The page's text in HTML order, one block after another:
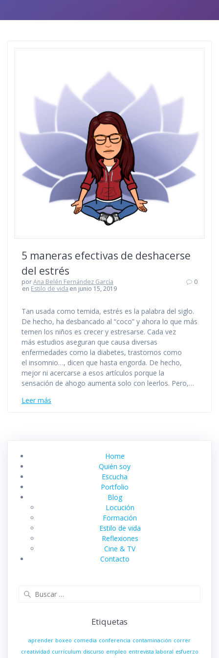
5 maneras efectivas de deshacerse
del estrés
porAna Belén Fernández García
en Estilo de vida en junio 15, 2019
0
Tan usada como temida, estrés es la palabra del siglo.
De hecho, ha desbancado al “coco” y ahora lo que más
temen los niños es crecer y estresarse. Cada vez
más estudios aseguran que causa diversas
enfermedades como la diabetes, trastornos como
el insomnio…, dicen que hasta engorda. De hecho,
mejor ni acercarse a esos artículos porque la
sensación de ahogo aumenta solo con leerlos. Pero,…
Leer más
Home
Quién soy
Escucha
Portfolio
Blog
Locución
Formación
Estilo de vida
Reflexiones
Cine & TV
Contacto
Etiquetas
aprender boxeo comedia conferencia contaminación correr
creatividad currículum discurso empleo entrevista laboral esfuerzo